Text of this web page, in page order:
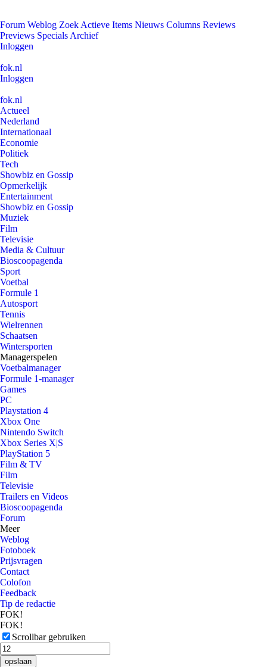
Forum Weblog Zoek Actieve Items Nieuws Columns Reviews
Previews Specials Archief
Inloggen
fok.nl
Inloggen
fok.nl
Actueel
Nederland
Internationaal
Economie
Politiek
Tech
Showbiz en Gossip
Opmerkelijk
Entertainment
Showbiz en Gossip
Muziek
Film
Televisie
Media & Cultuur
Bioscoopagenda
Sport
Voetbal
Formule 1
Autosport
Tennis
Wielrennen
Schaatsen
Wintersporten
Managerspelen
Voetbalmanager
Formule 1-manager
Games
PC
Playstation 4
Xbox One
Nintendo Switch
Xbox Series X|S
PlayStation 5
Film & TV
Film
Televisie
Trailers en Videos
Bioscoopagenda
Forum
Meer
Weblog
Fotoboek
Prijsvragen
Contact
Colofon
Feedback
Tip de redactie
FOK!
FOK!
Scrollbar gebruiken
opslaan